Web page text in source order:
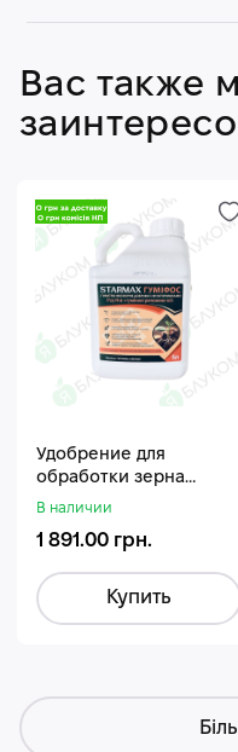
Вас также
Удобрение для
обработки зерна
Стармакс Гумифос
В наличии
1 891.00 грн.
Купить